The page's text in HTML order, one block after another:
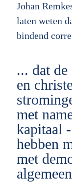
Johan
laten weten
bindend
... dat
en
met
kapitaal
hebben
met